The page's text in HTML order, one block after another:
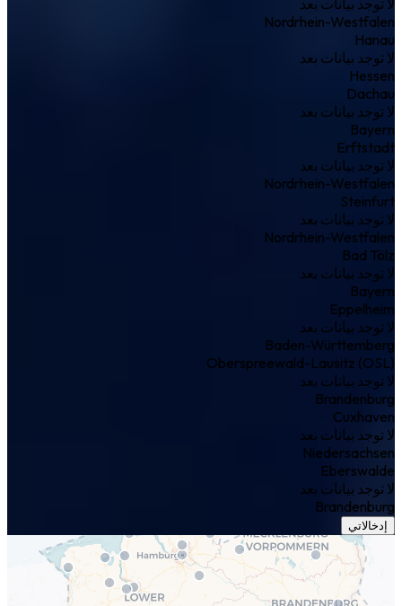
Nordrhein-Westfalen
Hanau
لا توجد بيانات بعد
Hessen
Dachau
لا توجد بيانات بعد
Bayern
Erftstadt
لا توجد بيانات بعد
Nordrhein-Westfalen
Steinfurt
لا توجد بيانات بعد
Nordrhein-Westfalen
Bad Tölz
لا توجد بيانات بعد
Bayern
Eppelheim
لا توجد بيانات بعد
Baden-Württemberg
Oberspreewald-Lausitz (OSL)
لا توجد بيانات بعد
Brandenburg
Cuxhaven
لا توجد بيانات بعد
Niedersachsen
Eberswalde
لا توجد بيانات بعد
Brandenburg
إدخالاتي